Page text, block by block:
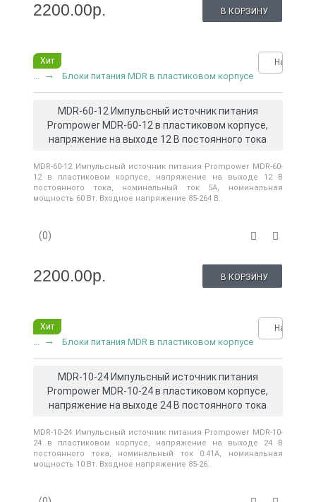
2200.00р. В КОРЗИНУ
Хит Нашли
... Блоки питания MDR в пластиковом корпусе
MDR-60-12 Импульсный источник питания
Prompower MDR-60-12 в пластиковом корпусе,
напряжение на выходе 12 В постоянного тока
MDR-60-12 Импульсный источник питания Prompower MDR-60-
12 в пластиковом корпусе, напряжение на выходе 12 В
постоянного тока, номинальный ток 5A, номинальная
мощность 60 Вт. Входное напряжение 85-264 В..
(0)
2200.00р. В КОРЗИНУ
Хит Нашли
... Блоки питания MDR в пластиковом корпусе
MDR-10-24 Импульсный источник питания
Prompower MDR-10-24 в пластиковом корпусе,
напряжение на выходе 24 В постоянного тока
MDR-10-24 Импульсный источник питания Prompower MDR-10-
24 в пластиковом корпусе, напряжение на выходе 24 В
постоянного тока, номинальный ток 0.41A, номинальная
мощность 10 Вт. Входное напряжение 85-26..